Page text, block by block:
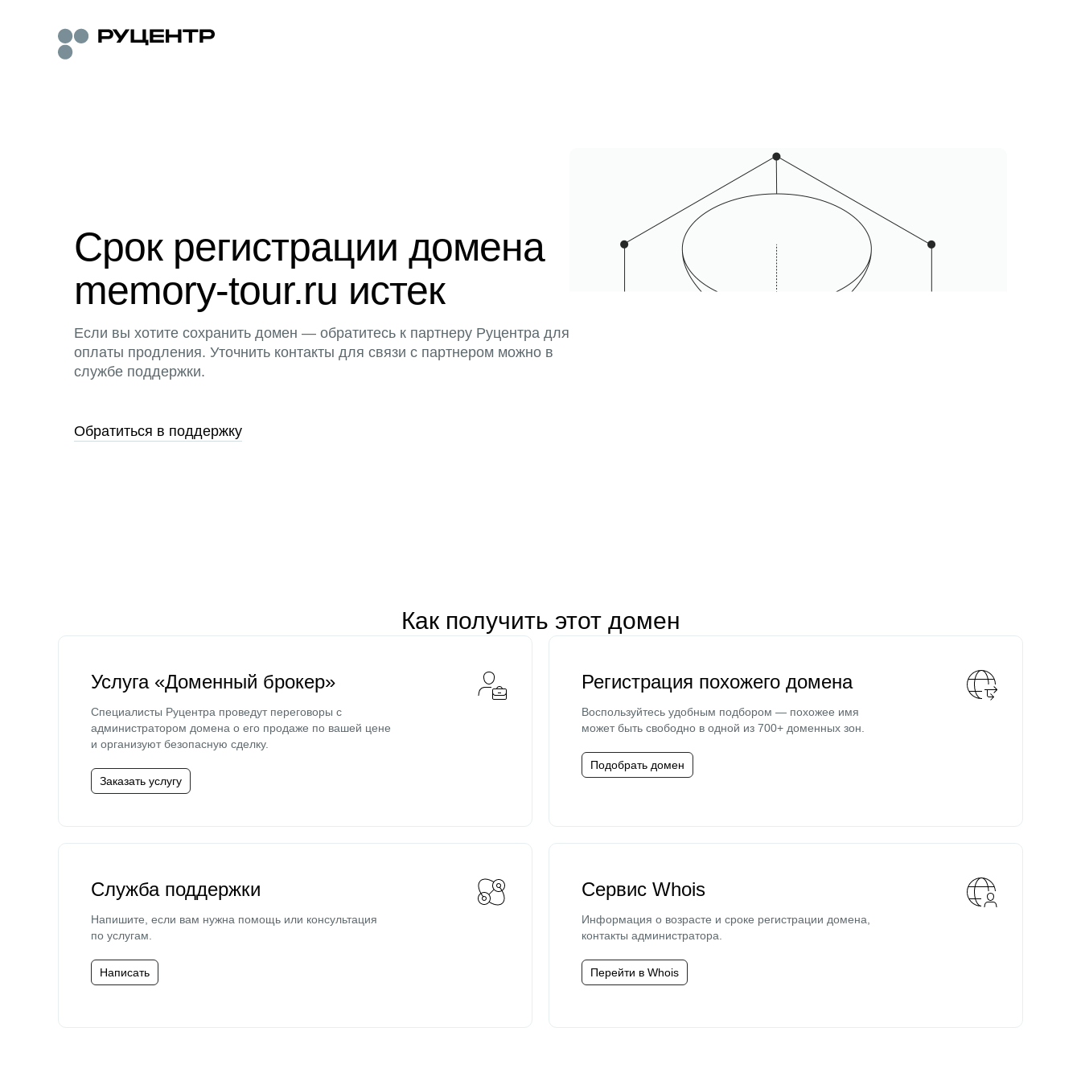
Срок регистрации домена
memory-tour.ru истек
Если вы хотите сохранить домен — обратитесь к партнеру Руцентра для
оплаты продления. Уточнить контакты для связи с партнером можно в
службе поддержки.
Обратиться в поддержку
Как получить этот домен
Услуга «Доменный брокер»
Специалисты Руцентра проведут переговоры с
администратором домена о его продаже по вашей цене
и организуют безопасную сделку.
Заказать услугу
Регистрация похожего домена
Воспользуйтесь удобным подбором — похожее имя
может быть свободно в одной из 700+ доменных зон.
Подобрать домен
Служба поддержки
Напишите, если вам нужна помощь или консультация
по услугам.
Написать
Сервис Whois
Информация о возрасте и сроке регистрации домена,
контакты администратора.
Перейти в Whois